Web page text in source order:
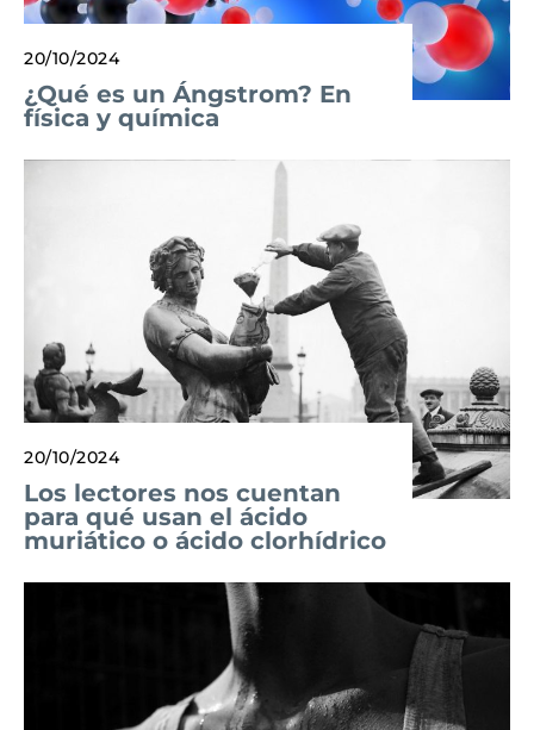
20/10/2024
¿Qué es un Ángstrom? En
física y química
20/10/2024
Los lectores nos cuentan
para qué usan el ácido
muriático o ácido clorhídrico